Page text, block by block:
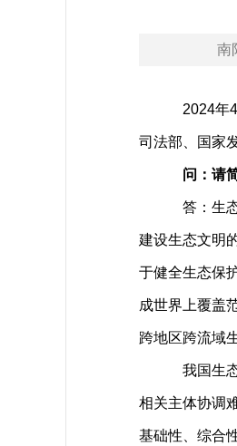
南
2024年4
司法部、国家
问：请
答：生
建设生态文明
于健全生态保
成世界上覆盖
跨地区跨流域
我国生
相关主体协调
基础性、综合